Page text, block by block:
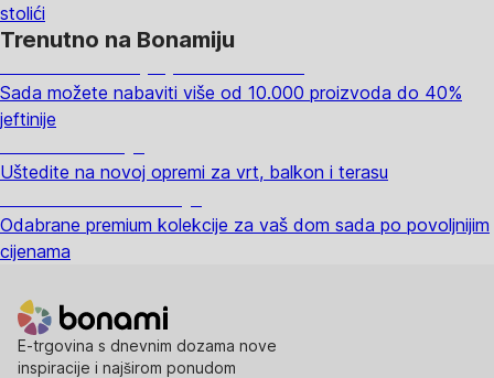
stolići
Trenutno na Bonamiju
Sada možete nabaviti više od 10.000 proizvoda do 40%
jeftinije
Uštedite na novoj opremi za vrt, balkon i terasu
Odabrane premium kolekcije za vaš dom sada po povoljnijim
cijenama
E-trgovina s dnevnim dozama nove
inspiracije i najširom ponudom